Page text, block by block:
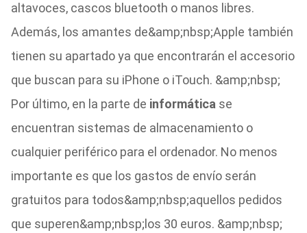
altavoces, cascos bluetooth o manos libres.
Además, los amantes de&amp;nbsp;Apple también
tienen su apartado ya que encontrarán el accesorio
que buscan para su iPhone o iTouch. &amp;nbsp;
Por último, en la parte de informática se
encuentran sistemas de almacenamiento o
cualquier periférico para el ordenador. No menos
importante es que los gastos de envío serán
gratuitos para todos&amp;nbsp;aquellos pedidos
que superen&amp;nbsp;los 30 euros. &amp;nbsp;